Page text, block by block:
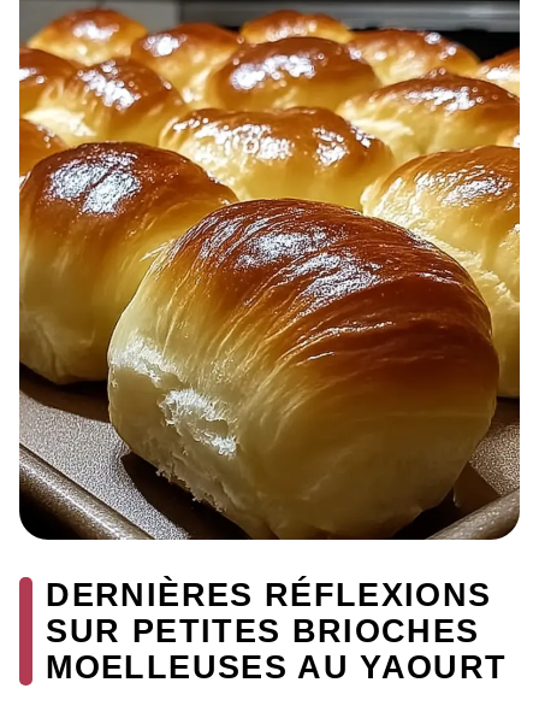
DERNIÈRES RÉFLEXIONS
SUR PETITES BRIOCHES
MOELLEUSES AU YAOURT